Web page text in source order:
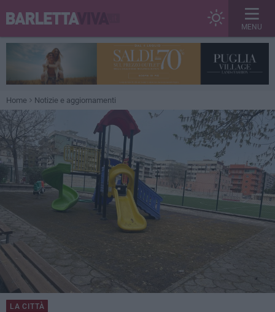
MENU
Home Notizie e aggiornamenti
LA CITTÀ